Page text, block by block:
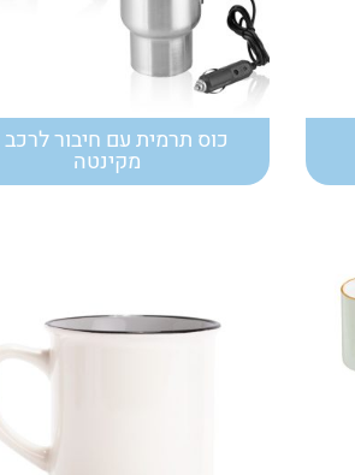
כוס תרמית עם חיבור
מקינטה